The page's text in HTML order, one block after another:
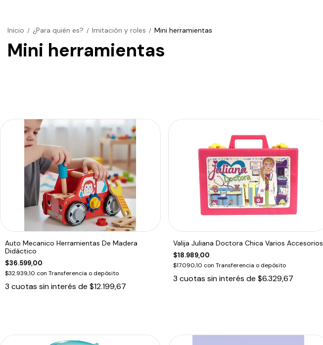
Inicio / ¿Para quién es? / Imitación y roles / Mini herramientas
Mini herramientas
Auto Mecanico Herramientas De Madera
Didáctico
$36.599,00
$32.939,10 con Transferencia o depósito
3 cuotas sin interés de $12.199,67
Valija Juliana Doctora Chica Varios Accesorios
$18.989,00
$17.090,10 con Transferencia o depósito
3 cuotas sin interés de $6.329,67